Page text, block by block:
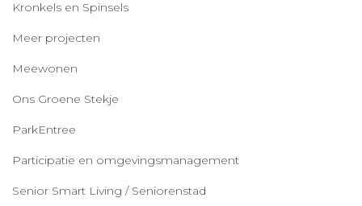
Kronkels en Spinsels
Meer projecten
Meewonen
Ons Groene Stekje
ParkEntree
Participatie en omgevingsmanagement
Senior Smart Living / Seniorenstad